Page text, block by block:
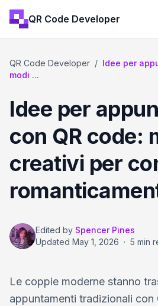
QR Code Developer
QR Code Developer / Idee per
modi ...
Idee per
con QR code:
creativi per
Edited by Spencer Pines
Updated May 1, 2026 · 5 min
Le coppie moderne stanno
appuntamenti tradizionali con